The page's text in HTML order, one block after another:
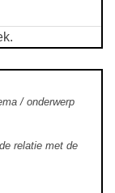
/ onderwerp
relatie met de